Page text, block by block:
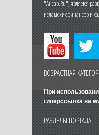
"Ансар.Ru", является
исламских финансов и
ВОЗРАСТНАЯ
При
гиперссылка на
РАЗДЕЛЫ ПОРТАЛА